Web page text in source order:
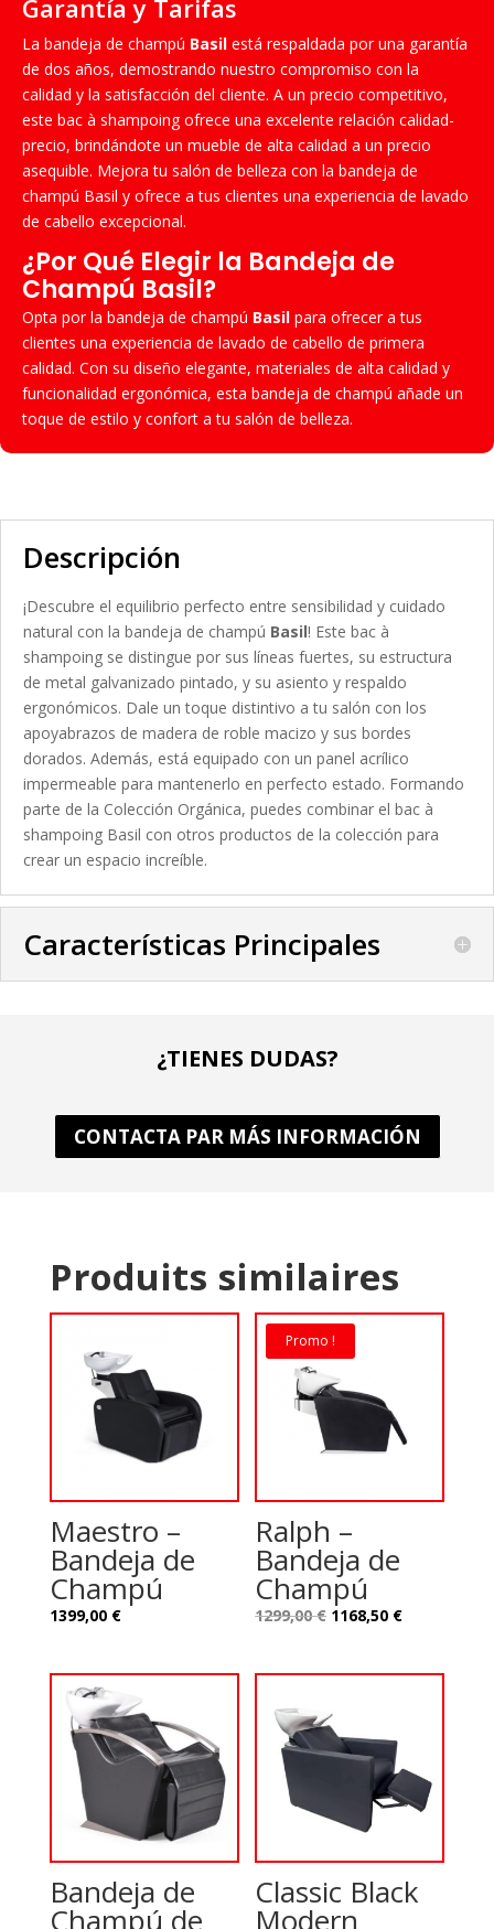
Garantía y Tarifas
La bandeja de champú Basil está respaldada por una garantía
de dos años, demostrando nuestro compromiso con la
calidad y la satisfacción del cliente. A un precio competitivo,
este bac à shampoing ofrece una excelente relación calidad-
precio, brindándote un mueble de alta calidad a un precio
asequible. Mejora tu salón de belleza con la bandeja de
champú Basil y ofrece a tus clientes una experiencia de lavado
de cabello excepcional.
¿Por Qué Elegir la Bandeja de
Champú Basil?
Opta por la bandeja de champú Basil para ofrecer a tus
clientes una experiencia de lavado de cabello de primera
calidad. Con su diseño elegante, materiales de alta calidad y
funcionalidad ergonómica, esta bandeja de champú añade un
toque de estilo y confort a tu salón de belleza.
Descripción
¡Descubre el equilibrio perfecto entre sensibilidad y cuidado
natural con la bandeja de champú Basil! Este bac à
shampoing se distingue por sus líneas fuertes, su estructura
de metal galvanizado pintado, y su asiento y respaldo
ergonómicos. Dale un toque distintivo a tu salón con los
apoyabrazos de madera de roble macizo y sus bordes
dorados. Además, está equipado con un panel acrílico
impermeable para mantenerlo en perfecto estado. Formando
parte de la Colección Orgánica, puedes combinar el bac à
shampoing Basil con otros productos de la colección para
crear un espacio increíble.
Características Principales
¿TIENES DUDAS?
CONTACTA PAR MÁS INFORMACIÓN
Produits similaires
Maestro –
Bandeja de
Champú
1399,00 €
Promo !
Ralph –
Bandeja de
Champú
1299,00€ Le
1299,00 €.
1168,50 €Le
Bandeja de
Champú de
Classic Black
Modern